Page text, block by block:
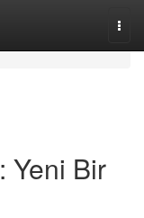
Yeni Bir